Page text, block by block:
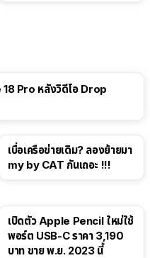
Pro หลังวิดีโอ Drop
เบื่อเครือข่ายเดิม? ลองย้ายมา
my by CAT กันเถอะ !!!
เปิดตัว Apple Pencil ใหม่ใช้
พอร์ต USB-C ราคา 3,190
บาท ขาย พ.ย. 2023 นี้